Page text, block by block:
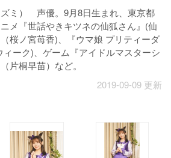
ミ） 声優。9月8日生まれ、東京都
メ『世話やきキツネの仙狐さん』(仙
桜ノ宮苺香)、『ウマ娘 プリティーダ
ーク)、ゲーム『アイドルマスターシ
片桐早苗）など。
2019-09-09 更新